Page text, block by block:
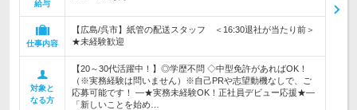
給与
仕事内容
【広島/呉市】紙管の配送スタッフ ＜16:30退社が当たり前＞
★未経験歓迎
対象と
なる方
【20～30代活躍中！】◎学歴不問 ◇中型免許があればOK！
（※実務経験は問いません）※自己PRや志望動機なしで、ご
応募可能です！ ―★実務未経験OK！正社員デビュー応援★―
「新しいことを始め…